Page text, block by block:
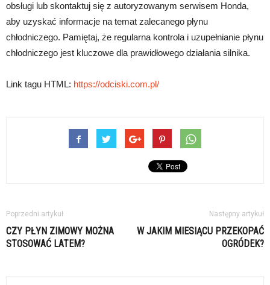
obsługi lub skontaktuj się z autoryzowanym serwisem Honda,
aby uzyskać informacje na temat zalecanego płynu
chłodniczego. Pamiętaj, że regularna kontrola i uzupełnianie płynu
chłodniczego jest kluczowe dla prawidłowego działania silnika.
Link tagu HTML: https://odciski.com.pl/
Poprzedni artykuł
CZY PŁYN ZIMOWY MOŻNA
STOSOWAĆ LATEM?
Następny artykuł
W JAKIM MIESIĄCU PRZEKOPAĆ
OGRÓDEK?